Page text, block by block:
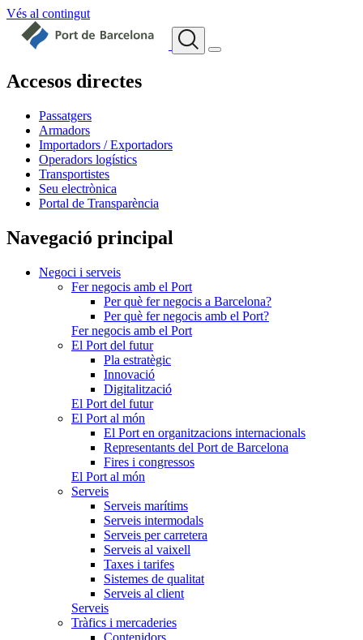
Vés al contingut
Accesos directes
Passatgers
Armadors
Importadors / Exportadors
Operadors logístics
Transportistes
Seu electrònica
Portal de Transparència
Navegació principal
Negoci i serveis
Fer negocis amb el Port
Per què fer negocis a Barcelona?
Per què fer negocis amb el Port?
Fer negocis amb el Port
El Port del futur
Pla estratègic
Innovació
Digitalització
El Port del futur
El Port al món
El Port en organitzacions internacionals
Representants del Port de Barcelona
Fires i congressos
El Port al món
Serveis
Serveis marítims
Serveis intermodals
Serveis per carretera
Serveis al vaixell
Taxes i tarifes
Sistemes de qualitat
Serveis al client
Serveis
Tràfics i mercaderies
Contenidors